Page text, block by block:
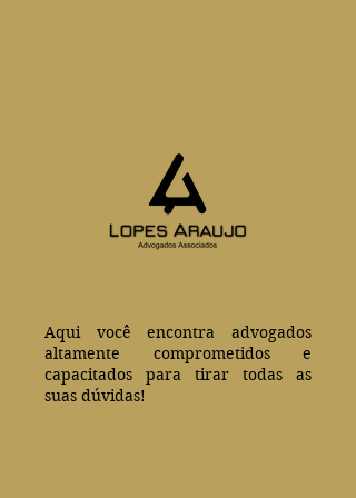
Aqui você encontra advogados
altamente comprometidos e
capacitados para tirar todas as
suas dúvidas!